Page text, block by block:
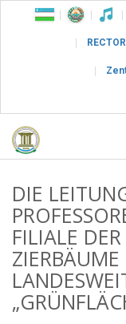
DIE
FILIALE